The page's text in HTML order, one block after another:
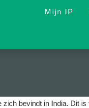
Mijn IP
zich bevindt in India. Dit is